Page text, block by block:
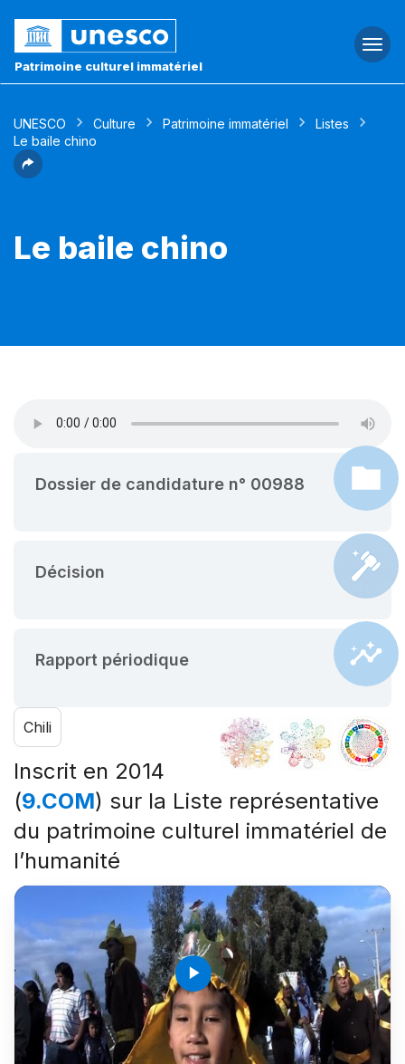
Patrimoine culturel immatériel
UNESCO Culture Patrimoine immatériel
Listes
Le baile chino
Le baile chino
Dossier de candidature n° 00988
Décision
Rapport périodique
Chili
Inscrit en 2014
(9.COM) sur la Liste représentative
du patrimoine culturel immatériel de
l’humanité
play_arrow